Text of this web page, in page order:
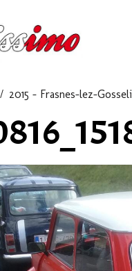
2015 - Frasnes-lez-